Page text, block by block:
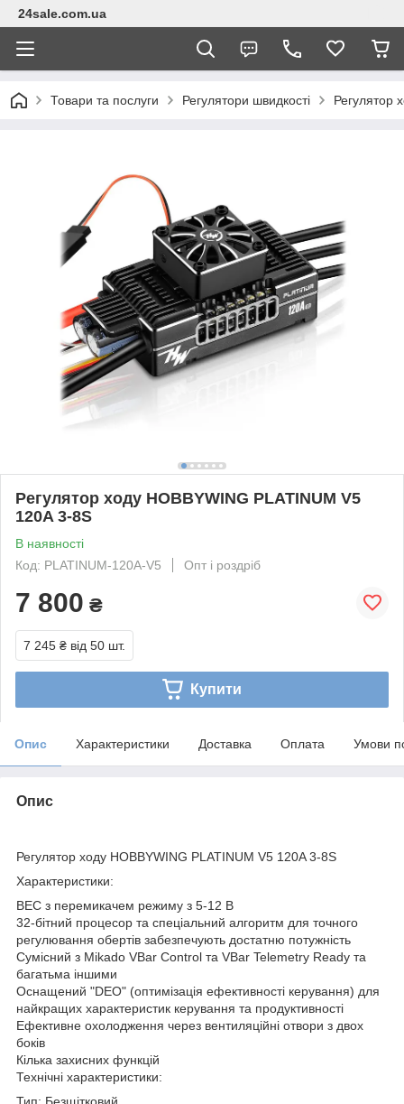
24sale.com.ua
Товари та послуги Регулятори швидкості Регулятор
Регулятор ходу HOBBYWING PLATINUM V5
120A 3-8S
В наявності
Код: PLATINUM-120A-V5
Опт і роздріб
7 800 ₴
7 245 ₴ від 50 шт.
Купити
Опис Характеристики Доставка Оплата Умови
Опис
Регулятор ходу HOBBYWING PLATINUM V5 120A 3-8S
Характеристики:
BEC з перемикачем режиму з 5-12 В
32-бітний процесор та спеціальний алгоритм для точного
регулювання обертів забезпечують достатню потужність
Сумісний з Mikado VBar Control та VBar Telemetry Ready та
багатьма іншими
Оснащений "DEO" (оптимізація ефективності керування) для
найкращих характеристик керування та продуктивності
Ефективне охолодження через вентиляційні отвори з двох
боків
Кілька захисних функцій
Технічні характеристики:
Тип: Безщітковий